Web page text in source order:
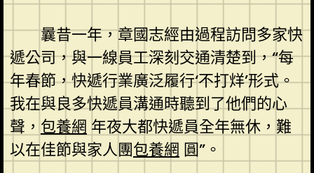
曩昔一年，章國志經由過程訪問多家快
遞公司，與一線員工深刻交通清楚到，“每
年春節，快遞行業廣泛履行‘不打烊’形式。
我在與良多快遞員溝通時聽到了他們的心
聲， 包養網 年夜大都快遞員全年無休，難
以在佳節與家人團包養網 圓”。